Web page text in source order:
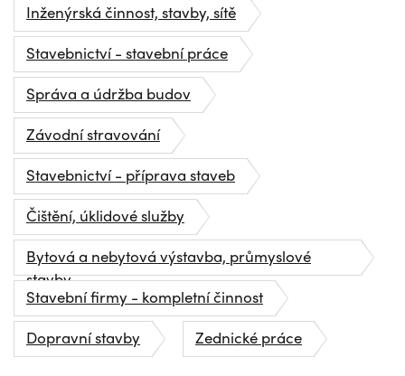
Inženýrská činnost, stavby, sítě
Stavebnictví - stavební práce
Správa a údržba budov
Závodní stravování
Stavebnictví - příprava staveb
Čištění, úklidové služby
Bytová a nebytová výstavba, průmyslové
stavby
Stavební firmy - kompletní činnost
Dopravní stavby
Zednické práce